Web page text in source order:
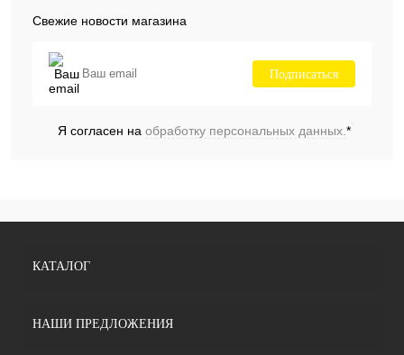
Свежие новости магазина
Подписаться
Я согласен на обработку персональных данных.*
КАТАЛОГ
НАШИ ПРЕДЛОЖЕНИЯ